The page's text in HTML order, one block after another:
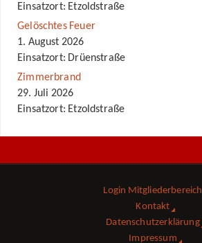
Einsatzort: Etzoldstraße
Gelöschtes Feuer
1. August 2026
Einsatzort: Drüenstraße
Zimmerbrand
29. Juli 2026
Einsatzort: Etzoldstraße
Login Mitgliederbereich
Kontakt
Datenschutzerklärung
Impressum